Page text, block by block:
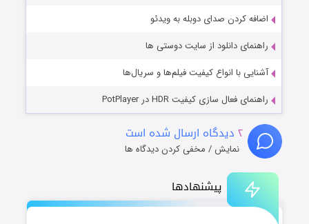
پیشنهادها
اضافه کردن صدای دوبله به ویدئو
راهنمای دانلود از سایت دوستی ها
آشنایی با انواع کیفیت فیلم‌ها و سریال‌ها
راهنمای فعال سازی کیفیت HDR در PotPlayer
۲ دیدگاه ارسال شده است
نمایش / مخفی کردن دیدگاه ها